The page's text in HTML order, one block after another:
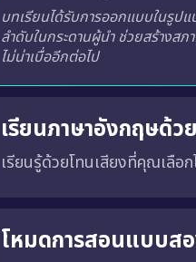
บทเรียนได้รับการออกแบบในรูป
ลำดับในกระดานผู้นำ ช่วยสร้างส
ไม่น่าเบื่ออีกต่อไป
เรียนภาษาอังกฤษด้
เรียนรู้ด้วยโทนเสียงที่คุณเลือ
โหมดการสอนแบบส